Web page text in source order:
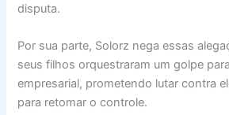
disputa.
Por sua parte, Solorz nega essas
seus filhos orquestraram um golpe
empresarial, prometendo lutar contra
para retomar o controle.